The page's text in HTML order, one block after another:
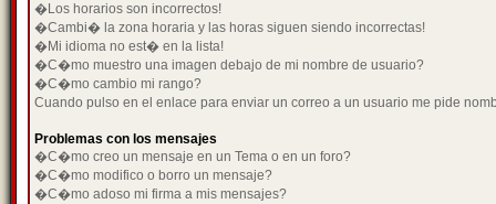
�Los horarios son incorrectos!
�Cambi� la zona horaria y las horas siguen siendo incorrectas!
�Mi idioma no est� en la lista!
�C�mo muestro una imagen debajo de mi nombre de usuario?
�C�mo cambio mi rango?
Cuando pulso en el enlace para enviar un correo a un usuario me pide
Problemas con los mensajes
�C�mo creo un mensaje en un Tema o en un foro?
�C�mo modifico o borro un mensaje?
�C�mo adoso mi firma a mis mensajes?